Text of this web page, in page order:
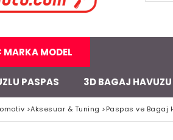
MARKA MODEL
PASPAS 3D BAGAJ HAVUZU
>Aksesuar & Tuning >Paspas ve Bagaj